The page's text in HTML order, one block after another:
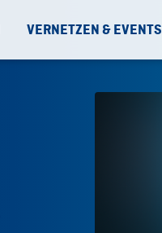
VERNETZEN & EVENTS